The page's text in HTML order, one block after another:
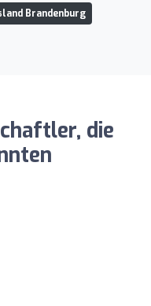
Brandenburg
die